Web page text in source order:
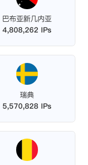
巴布亚新几内亚
4,808,262 IPs
瑞典
5,570,828 IPs